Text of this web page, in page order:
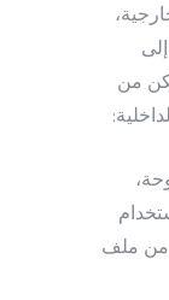
من
من ملف